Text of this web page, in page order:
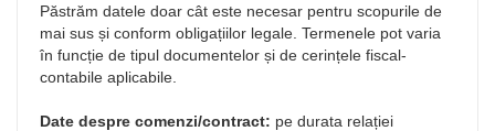
Păstrăm datele doar cât este necesar pentru scopurile de
mai sus și conform obligațiilor legale. Termenele pot varia
în funcție de tipul documentelor și de cerințele fiscal-
contabile aplicabile.
Date despre comenzi/contract: pe durata relației